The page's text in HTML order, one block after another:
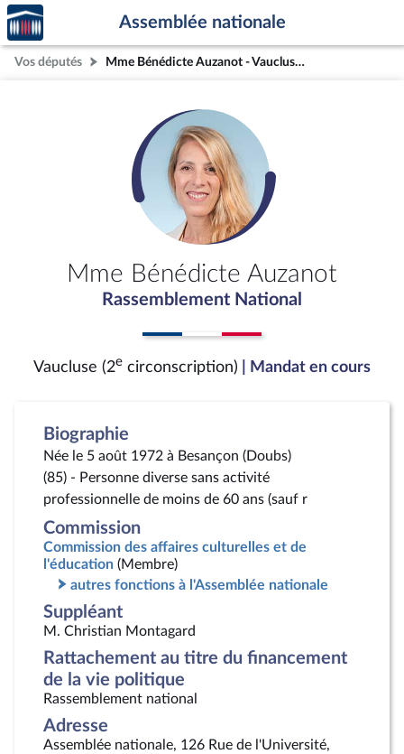
Aller au contenu
Aller en bas de la page
Accèder
à la
page
d'accueil
Assemblée nationale
Vos députés Mme Bénédicte Auzanot - Vaucluse (2e circonscription)
Mme Bénédicte Auzanot
Rassemblement National
Vaucluse (2e circonscription) | Mandat en cours
Biographie
Née le 5 août 1972 à Besançon (Doubs)
(85) - Personne diverse sans activité
professionnelle de moins de 60 ans (sauf r
Commission
Commission des affaires culturelles et de
l'éducation (Membre)
autres fonctions à l'Assemblée nationale
Suppléant
M. Christian Montagard
Rattachement au titre du financement
de la vie politique
Rassemblement national
Adresse
Assemblée nationale, 126 Rue de l'Université,